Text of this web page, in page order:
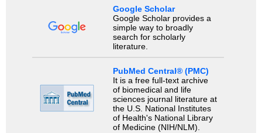
Google Scholar
Google Scholar provides a
simple way to broadly
search for scholarly
literature.
PubMed Central® (PMC)
It is a free full-text archive
of biomedical and life
sciences journal literature at
the U.S. National Institutes
of Health's National Library
of Medicine (NIH/NLM).